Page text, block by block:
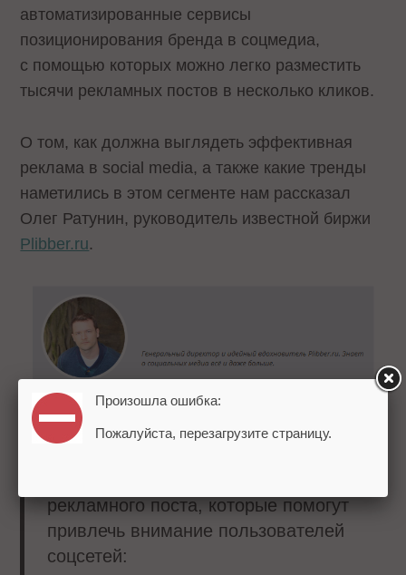
автоматизированные сервисы
позиционирования бренда в соцмедиа,
с помощью которых можно легко разместить
тысячи рекламных постов в несколько кликов.
О том, как должна выглядеть эффективная
реклама в social media, а также какие тренды
наметились в этом сегменте нам рассказал
Олег Ратунин, руководитель известной биржи
Plibber.ru.
рекламного поста, которые помогут
привлечь внимание пользователей
соцсетей:
Произошла ошибка:
Пожалуйста, перезагрузите страницу.